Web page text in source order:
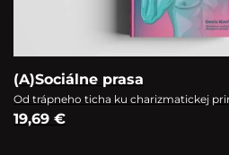
(A)Sociálne prasa
Od trápneho ticha ku charizmatickej
19,69 €